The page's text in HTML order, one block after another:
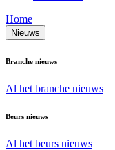
Home
Nieuws
Branche nieuws
Al het branche nieuws
Beurs nieuws
Al het beurs nieuws